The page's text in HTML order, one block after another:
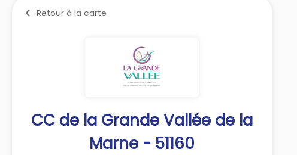
Retour à la carte
CC de la Grande Vallée de la
Marne - 51160